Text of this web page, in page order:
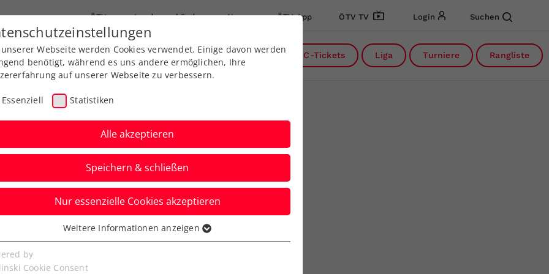
ÖTV Landesverbände News ÖTV App ÖTV TV Login Suchen
Ausbildungen Services Über uns DC-Tickets Liga Turniere Rangliste
2024: Zverev kann
Webseite werden Cookies verwendet. Einige davon werden
benötigt, während es uns andere ermöglichen, Ihre
auf unserer Webseite zu verbessern.
Essenziell Statistiken
Alle akzeptieren
Speichern & schließen
Nur essenzielle Cookies akzeptieren
Cookies werden für grundlegende Funktionen der
benötigt. Dadurch ist gewährleistet, dass die Webseite
Weitere Informationen anzeigen
by
Cookie Consent